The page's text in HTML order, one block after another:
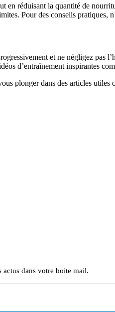
en réduisant la quantité de
Pour des conseils pratiques,
et ne négligez pas
d’entraînement inspirantes
plonger dans des articles utiles
dans votre boite mail.